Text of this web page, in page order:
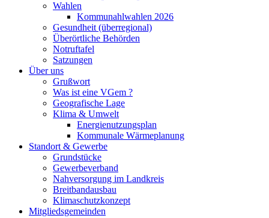
Wahlen
Kommunahlwahlen 2026
Gesundheit (überregional)
Überörtliche Behörden
Notruftafel
Satzungen
Über uns
Grußwort
Was ist eine VGem ?
Geografische Lage
Klima & Umwelt
Energienutzungsplan
Kommunale Wärmeplanung
Standort & Gewerbe
Grundstücke
Gewerbeverband
Nahversorgung im Landkreis
Breitbandausbau
Klimaschutzkonzept
Mitgliedsgemeinden